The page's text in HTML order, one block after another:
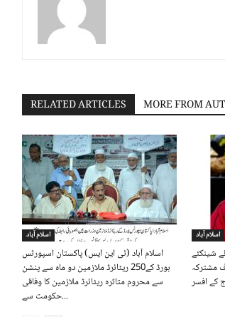
RELATED ARTICLES MORE FROM
اسلام آباد
اسلام آباد (ٹی این ایس) پاکستان اسپورٹس
بورڈ کے250 ریٹائرڈ ملازمین دو ماہ سے پنشن
سے محروم متاثرہ ریٹائرڈ ملازمین کا وفاقی
حکومت سے...
اسلام آباد
شینکئے
مشترکہ